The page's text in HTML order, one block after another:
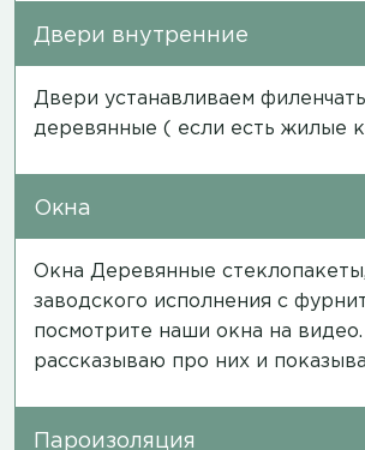
Двери внутренние
Двери устанавливаем
деревянные ( если есть жилые
Окна
Окна Деревянные стеклопакеты,
заводского исполнения с
посмотрите наши окна на видео
рассказываю про них и
Пароизоляция